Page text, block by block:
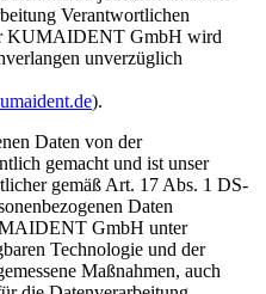
Verantwortlichen
KUMAIDENT GmbH wird
unverzüglich
).
Daten von der
gemacht und ist unser
gemäß Art. 17 Abs. 1 DS-
Daten
GmbH unter
Technologie und der
Maßnahmen, auch